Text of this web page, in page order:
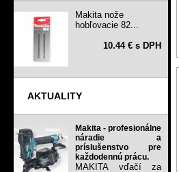
Makita nože
hobľovacie 82...
10.44 € s DPH
AKTUALITY
Makita - profesionálne
náradie a
príslušenstvo pre
každodennú prácu.
MAKITA vďačí za